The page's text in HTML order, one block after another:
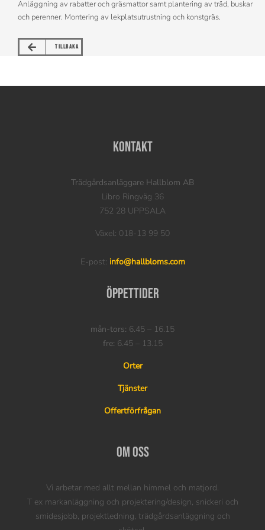
Anläggning av rabatter och gräsmattor samt plantering av träd, buskar
och perenner. Montering av lekplatsutrustning och konstgräs.
TILLBAKA
Kontakt
Trädgårdsanläggare Hallblom AB
Libro Ringväg 36
752 28 UPPSALA
Växel: 018-13 99 50
E-post: info@hallbloms.com
Öppettider
mån-tors: 6.45 – 16.15
fre: 6.45 – 13.15
Orter
Tjänster
Offertförfrågan
Om oss
Vi arbetar med allt mellan himmel och matjord.
T ex markanläggning och projektering/design, snickeri och
smidesjobb, projektledning, trädgårdsanläggning och